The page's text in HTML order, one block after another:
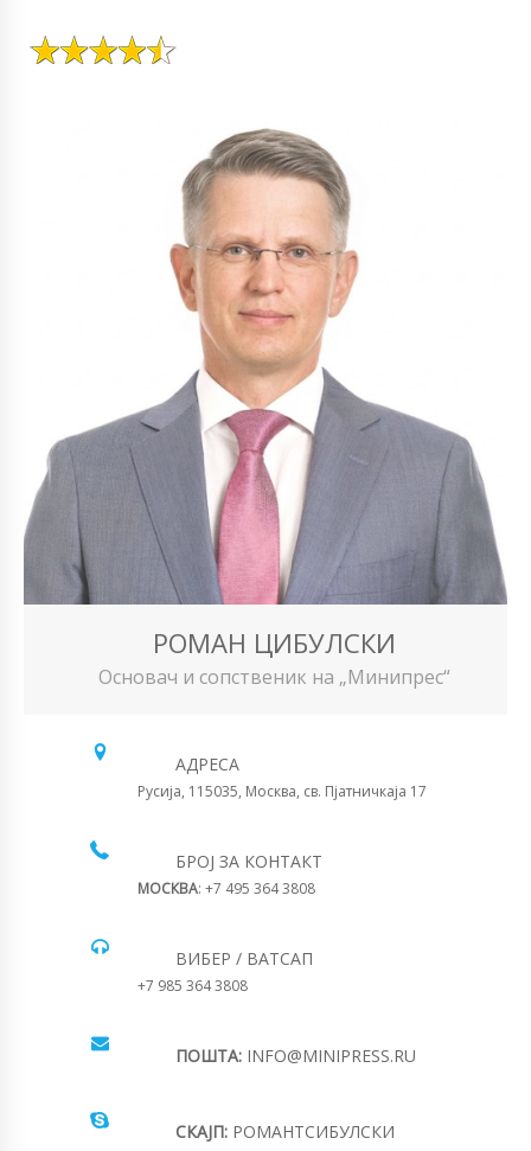
РОМАН ЦИБУЛСКИ
Основач и сопственик на „Минипрес“
АДРЕСА
Русија, 115035, Москва, св. Пјатничкаја 17
БРОЈ ЗА КОНТАКТ
МОСКВА: +7 495 364 3808
ВИБЕР / ВАТСАП
+7 985 364 3808
ПОШТА: INFO@MINIPRESS.RU
СКАЈП: РОМАНТСИБУЛСКИ